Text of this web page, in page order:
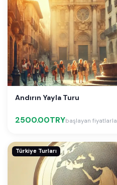
Andırın Yayla Turu
2500.00TRYbaşlayan fiyatlarla
Türkiye Turları